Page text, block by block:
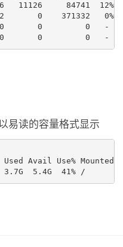
11126     84741  12% /
0    371332   0% /
0       0         0   -  /
易读的容量格式显示
Avail Use% Mounted